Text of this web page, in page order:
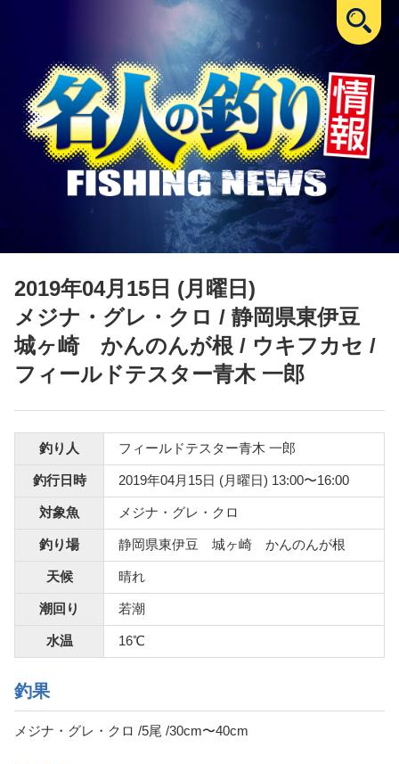
2019年04月15日 (月曜日)
メジナ・グレ・クロ / 静岡県東伊豆
城ヶ崎 かんのんが根 / ウキフカセ /
フィールドテスター青木 一郎
釣り人 フィールドテスター青木 一郎
釣行日時 2019年04月15日 (月曜日) 13:00〜16:00
対象魚 メジナ・グレ・クロ
釣り場 静岡県東伊豆 城ヶ崎 かんのんが根
天候 晴れ
潮回り 若潮
水温 16℃
釣果
メジナ・グレ・クロ /5尾 /30cm〜40cm